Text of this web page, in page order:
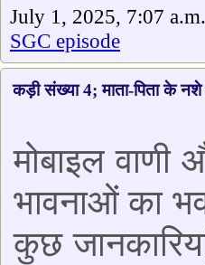
July 1, 2025, 7:07
SGC episode
कड़ी संख्या 4; माता-पिता के
मोबाइल
भावनाओं का
कुछ